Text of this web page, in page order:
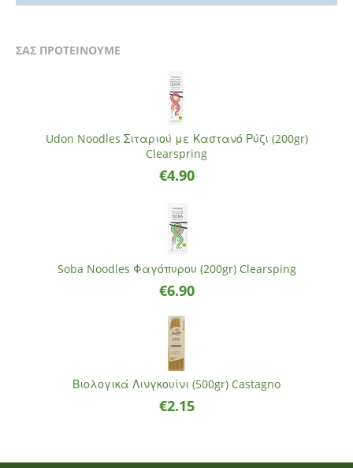
ΣΑΣ ΠΡΟΤΕΙΝΟΥΜΕ
Udon Noodles Σιταριού με Καστανό Ρύζι (200gr)
Clearspring
€4.90
Soba Noodles Φαγόπυρου (200gr) Clearsping
€6.90
Βιολογικά Λινγκουίνι (500gr) Castagno
€2.15